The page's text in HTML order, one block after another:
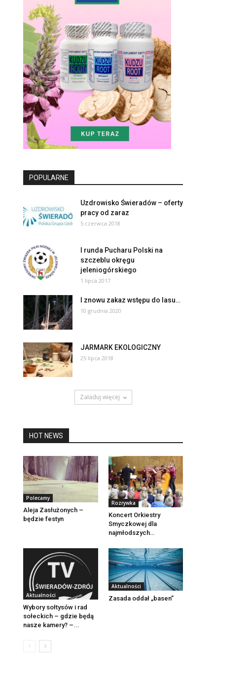
POPULARNE
Uzdrowisko Świeradów – oferty
pracy od zaraz
5 czerwca 2018
I runda Pucharu Polski na
szczeblu okręgu
jeleniogórskiego
1 lipca 2017
I znowu zakaz wstępu do lasu…
10 grudnia 2020
JARMARK EKOLOGICZNY
25 lipca 2018
Załaduj więcej
HOT NEWS
Polecamy
Aleja Zasłużonych –
będzie festyn
Rozrywka
Koncert Orkiestry
Smyczkowej dla
najmłodszych…
Aktualności
Wybory sołtysów i rad
sołeckich – gdzie będą
nasze kamery? –...
Aktualności
Zasada oddał „basen”